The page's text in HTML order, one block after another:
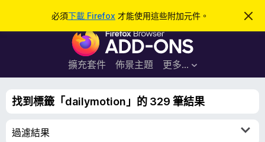
必須下載 Firefox 才能使用這些附加元件。
忽
此
F
r
e
o
擴充套件 佈景主題 更多…
登入
找到標籤「dailymotion」的 329 筆結果
過濾結果